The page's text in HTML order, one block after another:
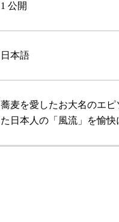
1 公開
日本語
蕎麦を愛したお大名のエ
た日本人の「風流」を愉快